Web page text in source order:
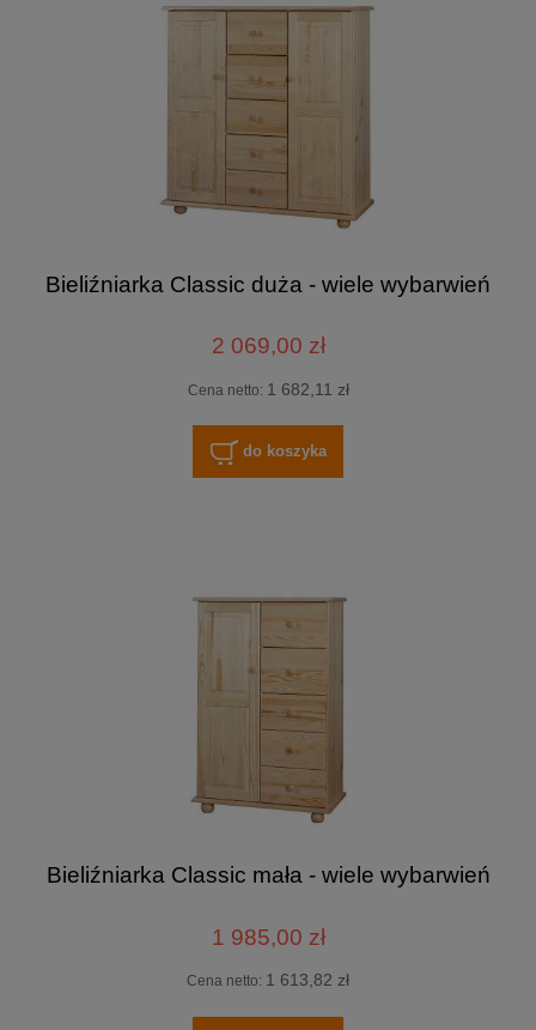
Bieliźniarka Classic duża - wiele wybarwień
2 069,00 zł
Cena netto: 1 682,11 zł
do koszyka
Bieliźniarka Classic mała - wiele wybarwień
1 985,00 zł
Cena netto: 1 613,82 zł